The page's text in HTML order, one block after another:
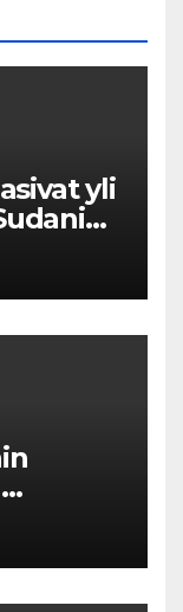
yli